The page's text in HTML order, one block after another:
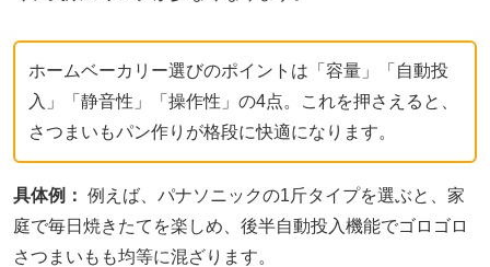
ホームベーカリー選びのポイントは「容量」「自動投
入」「静音性」「操作性」の4点。これを押さえると、
さつまいもパン作りが格段に快適になります。
具体例： 例えば、パナソニックの1斤タイプを選ぶと、家
庭で毎日焼きたてを楽しめ、後半自動投入機能でゴロゴロ
さつまいもも均等に混ざります。